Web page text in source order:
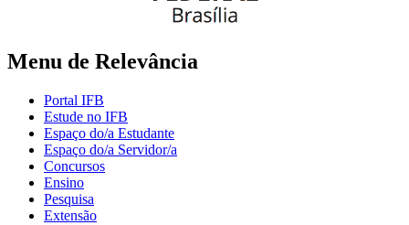
Menu de Relevância
Portal IFB
Estude no IFB
Espaço do/a Estudante
Espaço do/a Servidor/a
Concursos
Ensino
Pesquisa
Extensão